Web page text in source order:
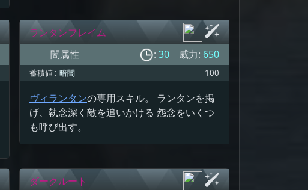
ランタンフレイム
闇属性
: 30 威力: 650
蓄積値 : 暗闇 100
ヴィランタンの専用スキル。 ランタンを掲
げ、執念深く敵を追いかける 怨念をいくつ
も呼び出す。
ダークルート